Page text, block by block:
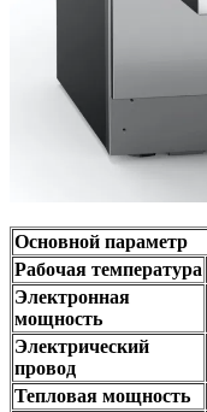
Основной параметр
Рабочая температура
Электронная
мощность
Электрический
провод
Тепловая мощность